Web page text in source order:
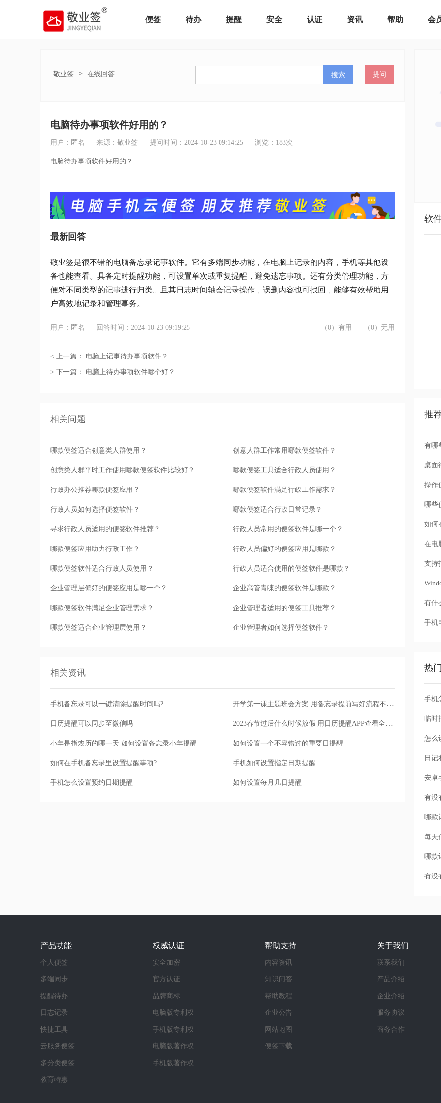
便签 待办 提醒 安全 认证 资讯 帮助 会
敬业签 > 在线回答 搜索 提问
电脑待办事项软件好用的？
用户：匿名 来源：敬业签 提问时间：2024-10-23 09:14:25 浏览： 183次
电脑待办事项软件好用的？
最新回答
敬业签是很不错的电脑备忘录记事软件。它有多端同步功能，在电脑上记录的内容，手机等其他设
备也能查看。具备定时提醒功能，可设置单次或重复提醒，避免遗忘事项。还有分类管理功能，方
便对不同类型的记事进行归类。且其日志时间轴会记录操作，误删内容也可找回，能够有效帮助用
户高效地记录和管理事务。
用户：匿名 回答时间：2024-10-23 09:19:25 （0）有用 （0）无用
< 上一篇： 电脑上记事待办事项软件？
> 下一篇： 电脑上待办事项软件哪个好？
相关问题
哪款便签适合创意类人群使用？ 创意人群工作常用哪款便签软件？
创意类人群平时工作使用哪款便签软件比较好？ 哪款便签工具适合行政人员使用？
行政办公推荐哪款便签应用？ 哪款便签软件满足行政工作需求？
行政人员如何选择便签软件？ 哪款便签适合行政日常记录？
寻求行政人员适用的便签软件推荐？ 行政人员常用的便签软件是哪一个？
哪款便签应用助力行政工作？ 行政人员偏好的便签应用是哪款？
哪款便签软件适合行政人员使用？ 行政人员适合使用的便签软件是哪款？
企业管理层偏好的便签应用是哪一个？ 企业高管青睐的便签软件是哪款？
哪款便签软件满足企业管理需求？ 企业管理者适用的便签工具推荐？
哪款便签适合企业管理层使用？ 企业管理者如何选择便签软件？
相关资讯
手机备忘录可以一键清除提醒时间吗? 开学第一课主题班会方案 用备忘录提前写好流程不慌乱
日历提醒可以同步至微信吗 2023春节过后什么时候放假 用日历提醒APP查看全年放假调休安排
小年是指农历的哪一天 如何设置备忘录小年提醒 如何设置一个不容错过的重要日提醒
如何在手机备忘录里设置提醒事项? 手机如何设置指定日期提醒
手机怎么设置预约日期提醒 如何设置每月几日提醒
软
推
有哪
桌面
操作
哪些
如何
在电
支持
有什
手机
热
手机
怎么
每天
产品功能
个人便签
多端同步
提醒待办
日志记录
快捷工具
云服务便签
多分类便签
教育特惠
权威认证
安全加密
官方认证
品牌商标
电脑版专利权
手机版专利权
电脑版著作权
手机版著作权
帮助支持
内容资讯
知识问答
帮助教程
企业公告
网站地图
便签下载
关于我们
联系我们
产品介绍
企业介绍
服务协议
商务合作